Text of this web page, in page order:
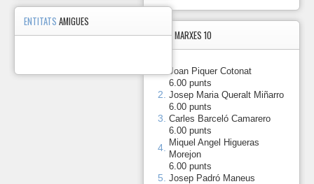
ENTITATSAMIGUES
TOP5 MARXES 10
Joan Piquer Cotonat
6.00 punts
2. Josep Maria Queralt Miñarro
6.00 punts
3. Carles Barceló Camarero
6.00 punts
4.
Miquel Angel Higueras
Morejon
6.00 punts
5. Josep Padró Maneus